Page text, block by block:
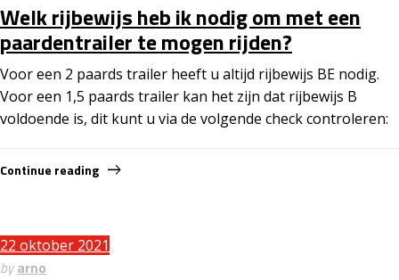
Welk rijbewijs heb ik nodig om met een
paardentrailer te mogen rijden?
Voor een 2 paards trailer heeft u altijd rijbewijs BE nodig.
Voor een 1,5 paards trailer kan het zijn dat rijbewijs B
voldoende is, dit kunt u via de volgende check controleren:
Continue reading
22 oktober 2021
byarno